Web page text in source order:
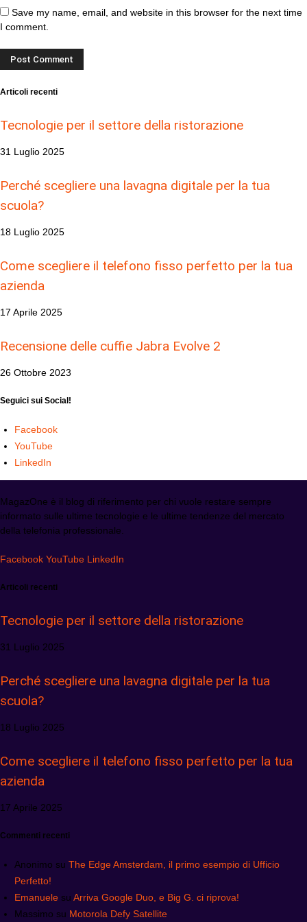
Save my name, email, and website in this browser for the next time
I comment.
Articoli recenti
Tecnologie per il settore della ristorazione
31 Luglio 2025
Perché scegliere una lavagna digitale per la tua
scuola?
18 Luglio 2025
Come scegliere il telefono fisso perfetto per la tua
azienda
17 Aprile 2025
Recensione delle cuffie Jabra Evolve 2
26 Ottobre 2023
Seguici sui Social!
Facebook
YouTube
LinkedIn
MagazOne è il blog di riferimento per chi vuole restare sempre
informato sulle ultime tecnologie e le ultime tendenze del mercato
della telefonia professionale.
Facebook YouTube LinkedIn
Articoli recenti
Tecnologie per il settore della ristorazione
31 Luglio 2025
Perché scegliere una lavagna digitale per la tua
scuola?
18 Luglio 2025
Come scegliere il telefono fisso perfetto per la tua
azienda
17 Aprile 2025
Commenti recenti
Anonimo su The Edge Amsterdam, il primo esempio di Ufficio
Perfetto!
Emanuele su Arriva Google Duo, e Big G. ci riprova!
Massimo su Motorola Defy Satellite